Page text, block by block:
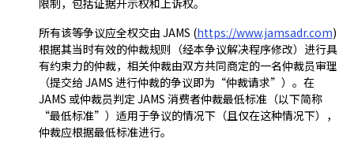
限制，包括证据开示权和上诉权。
所有该等争议应全权交由 JAMS (https://www.jamsadr.com)
根据其当时有效的仲裁规则（经本争议解决程序修改）进行具
有约束力的仲裁，相关仲裁由双方共同商定的一名仲裁员审理
（提交给 JAMS 进行仲裁的争议即为“仲裁请求”）。在
JAMS 或仲裁员判定 JAMS 消费者仲裁最低标准（以下简称
“最低标准”）适用于争议的情况下（且仅在这种情况下），
仲裁应根据最低标准进行。